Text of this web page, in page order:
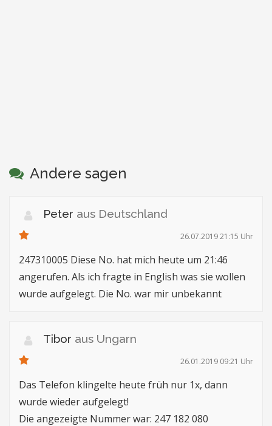
Andere sagen
Peter aus Deutschland
26.07.2019 21:15 Uhr
247310005 Diese No. hat mich heute um 21:46
angerufen. Als ich fragte in English was sie wollen
wurde aufgelegt. Die No. war mir unbekannt
Tibor aus Ungarn
26.01.2019 09:21 Uhr
Das Telefon klingelte heute früh nur 1x, dann
wurde wieder aufgelegt!
Die angezeigte Nummer war: 247 182 080